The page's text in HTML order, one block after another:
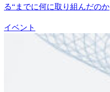
る“までに何に取り組んだのか
イベント